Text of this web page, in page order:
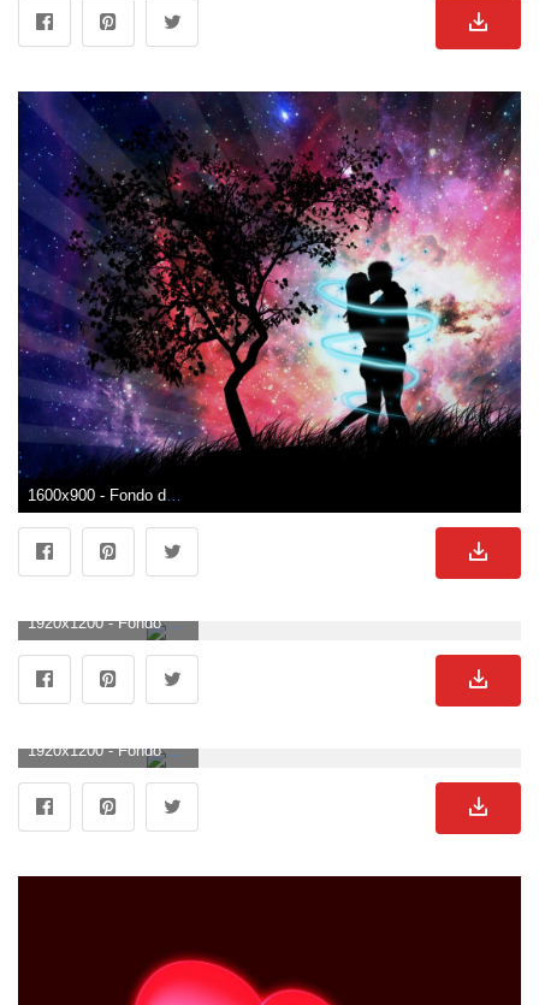
1920x1200 - Fondo de pantalla de 1920x1200. Fondo de pantalla de enamorados.
1920x1200 - Fondo de pantalla de 1920x1200. Wallpaper de enamorados.